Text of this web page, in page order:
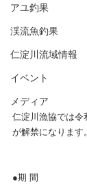
アユ釣果
渓流魚釣果
仁淀川流域情報
イベント
メディア
仁淀川漁協では令
が解禁になります。
●期 間